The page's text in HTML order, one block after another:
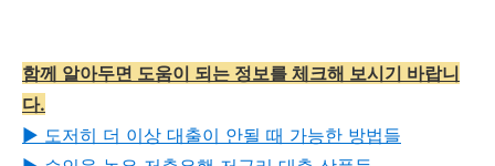
함께 알아두면 도움이 되는 정보를 체크해 보시기 바랍니
다.
▶ 도저히 더 이상 대출이 안될 때 가능한 방법들